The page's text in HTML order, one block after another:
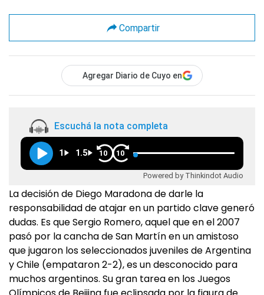
Compartir
Agregar Diario de Cuyo en
Escuchá la nota completa
1 1.5 10 10
Powered by Thinkindot Audio
La decisión de Diego Maradona de darle la
responsabilidad de atajar en un partido clave generó
dudas. Es que Sergio Romero, aquel que en el 2007
pasó por la cancha de San Martín en un amistoso
que jugaron los seleccionados juveniles de Argentina
y Chile (empataron 2-2), es un desconocido para
muchos argentinos. Su gran tarea en los Juegos